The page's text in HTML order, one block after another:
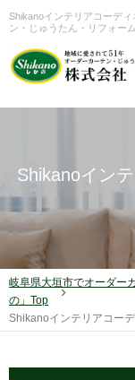
Shikanoインテリアコーデ
ン・じゅうたん・リフォー
Shikanoイン
岐阜県大垣市でオーダー
の」Top
Shikanoインテリアコー